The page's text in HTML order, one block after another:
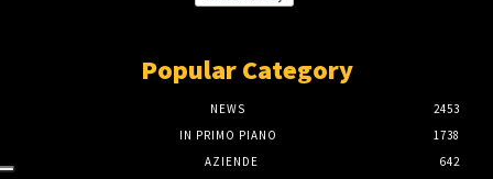
Popular Category
NEWS
2453
IN PRIMO PIANO
1738
AZIENDE
642